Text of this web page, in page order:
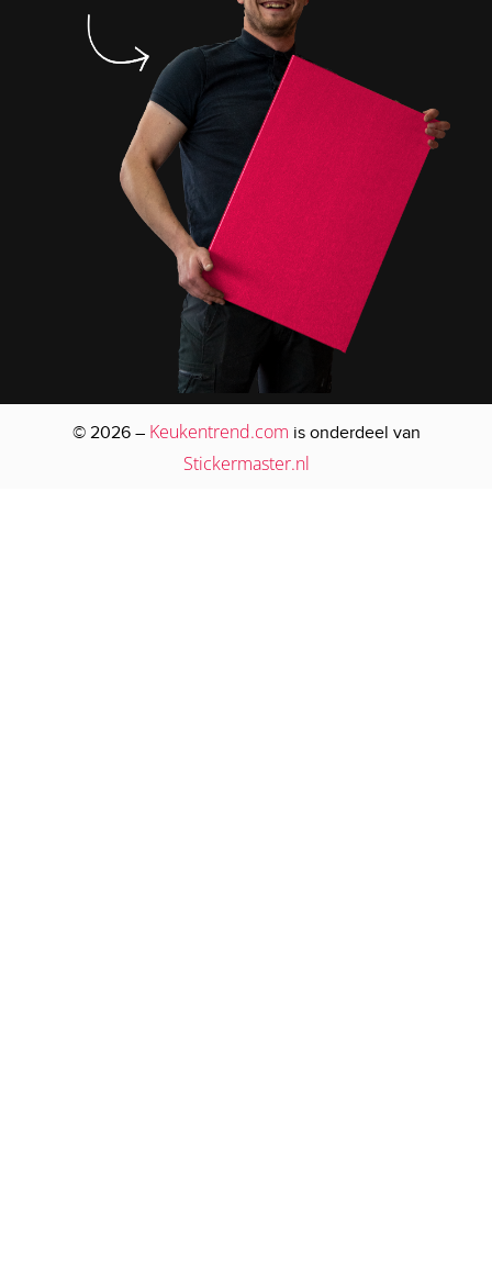
© 2026 – Keukentrend.com is onderdeel van
Stickermaster.nl